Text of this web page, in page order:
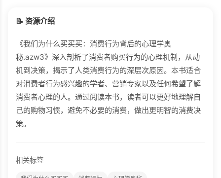
📝 资源介绍
《我们为什么买买买：消费行为背后的心理学奥
秘.azw3》深入剖析了消费者购买行为的心理机制，从动
机到决策，揭示了人类消费行为的深层次原因。本书适合
对消费者行为感兴趣的学者、营销专家以及任何希望了解
消费者心理的人。通过阅读本书，读者可以更好地理解自
己的购物习惯，避免不必要的消费，做出更明智的消费决
策。
相关标签